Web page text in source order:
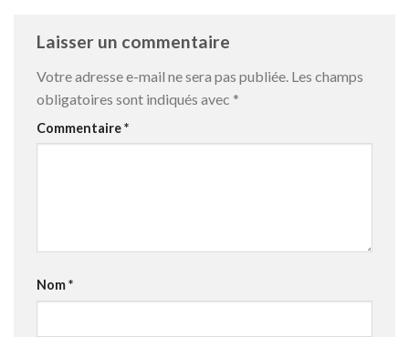
Laisser un commentaire
Votre adresse e-mail ne sera pas publiée. Les champs
obligatoires sont indiqués avec *
Commentaire*
Nom*